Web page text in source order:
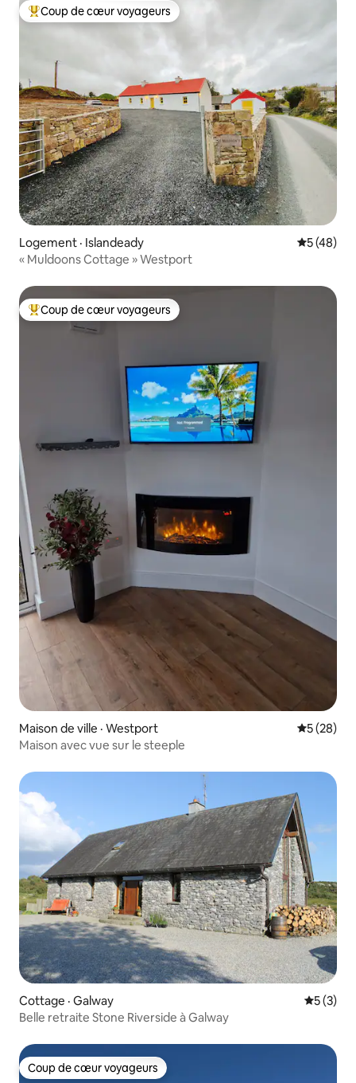
Coup de cœur voyageurs parmi les plus aimés
Coup de cœur voyageurs
Logement · Islandeady Note
5 (48)
« Muldoons Cottage » Westport
Coup de cœur voyageurs parmi les plus aimés
Coup de cœur voyageurs
Maison de ville · Westport Note
5 (28)
Maison avec vue sur le steeple
Cottage · Galway Note
5 (3)
Belle retraite Stone Riverside à Galway
Coup de cœur voyageurs
Coup de cœur voyageurs